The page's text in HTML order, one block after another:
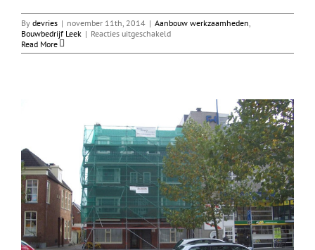
By devries | november 11th, 2014 | Aanbouw werkzaamheden
Bouwbedrijf Leek | Reacties uitgeschakeldvoor
verbouwing
Read More